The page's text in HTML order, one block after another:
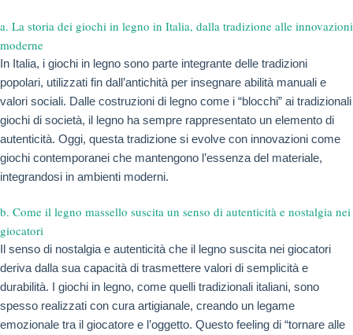
a. La storia dei giochi in legno in Italia, dalla tradizione alle innovazioni
moderne
In Italia, i giochi in legno sono parte integrante delle tradizioni
popolari, utilizzati fin dall’antichità per insegnare abilità manuali e
valori sociali. Dalle costruzioni di legno come i “blocchi” ai tradizionali
giochi di società, il legno ha sempre rappresentato un elemento di
autenticità. Oggi, questa tradizione si evolve con innovazioni come
giochi contemporanei che mantengono l’essenza del materiale,
integrandosi in ambienti moderni.
b. Come il legno massello suscita un senso di autenticità e nostalgia nei
giocatori
Il senso di nostalgia e autenticità che il legno suscita nei giocatori
deriva dalla sua capacità di trasmettere valori di semplicità e
durabilità. I giochi in legno, come quelli tradizionali italiani, sono
spesso realizzati con cura artigianale, creando un legame
emozionale tra il giocatore e l’oggetto. Questo feeling di “tornare alle